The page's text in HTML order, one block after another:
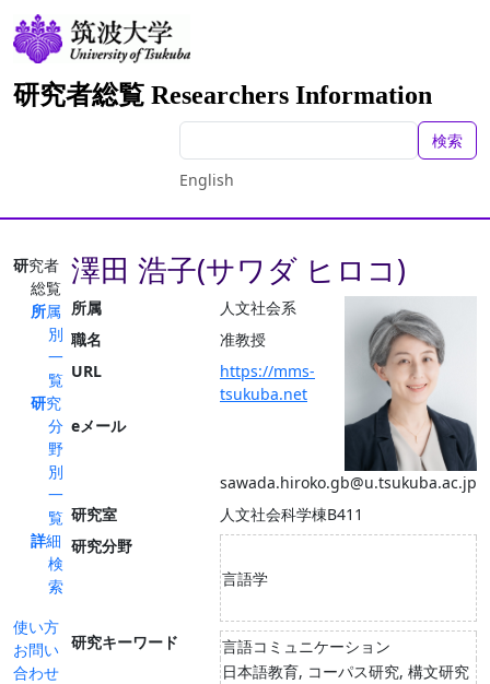
研究者総覧 Researchers Information
検索
English
研究者
総覧
所属
別
一
覧
研究
分
野
別
一
覧
詳細
検
索
使い方
お問い
合わせ
澤田 浩子(サワダ ヒロコ)
所属
人文社会系
職名
准教授
URL
https://mms-
tsukuba.net
eメール
sawada.hiroko.gb@u.tsukuba.ac.jp
研究室
人文社会科学棟B411
研究分野
言語学
研究キーワード
言語コミュニケーション
日本語教育, コーパス研究, 構文研究